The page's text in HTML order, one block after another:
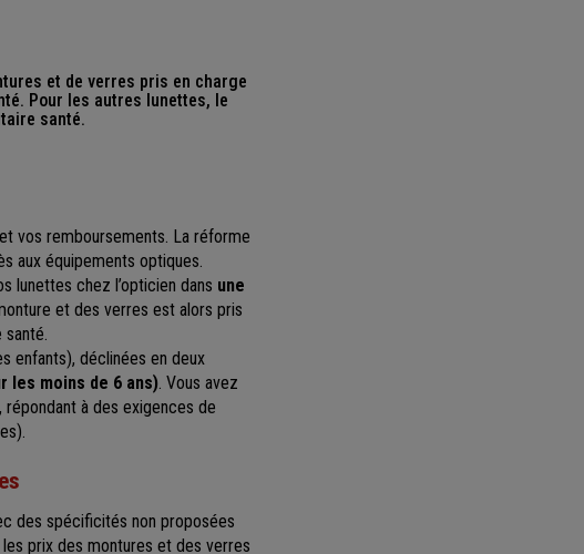
et de verres pris en charge
Pour les autres lunettes, le
santé.
vos remboursements. La réforme
aux équipements optiques.
lunettes chez l’opticien dans une
et des verres est alors pris
enfants), déclinées en deux
les moins de 6 ans) . Vous avez
à des exigences de
des spécificités non proposées
prix des montures et des verres